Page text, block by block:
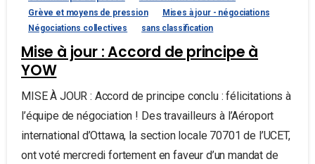
Grève et moyens de pression
Mises à jour - négociations
Négociations collectives
sans classification
Mise à jour : Accord de principe à
YOW
MISE À JOUR : Accord de principe conclu : félicitations à
l’équipe de négociation ! Des travailleurs à l’Aéroport
international d’Ottawa, la section locale 70701 de l’UCET,
ont voté mercredi fortement en faveur d’un mandat de